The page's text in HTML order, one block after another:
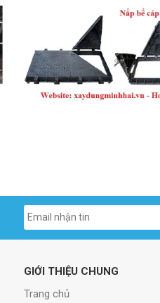
GIỚI THIỆU CHUNG
Trang chủ